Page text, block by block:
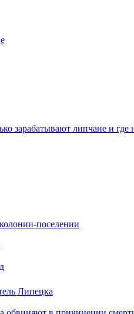
зарабатывают липчане и где
поселении
Липецка